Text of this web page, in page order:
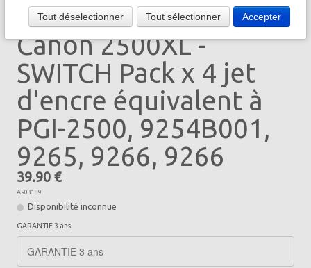
CANON
Canon 2500XL -
SWITCH Pack x 4 jet
d'encre équivalent à
PGI-2500, 9254B001,
9265, 9266, 9266
39.90 €
AR03189
Disponibilité inconnue
GARANTIE 3 ans
meilleurs services.
Google Ad
Notre site Web utilise Google Ads pour afficher du
contenu publicitaire. En l'activant, vous acceptez les
règles de confidentialité de Google:
https://policies.google.com/technologies/ads?hl=fr
Tout déselectionner Tout sélectionner Accepter